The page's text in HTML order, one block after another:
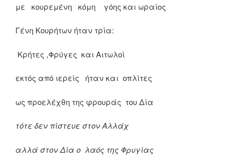
με κουρεμένη κόμη γόης και ωραίος
Γένη Κουρήτων ήταν τρία:
Κρήτες ,Φρύγες και Αιτωλοί
εκτός από ιερείς ήταν και οπλίτες
ως προελέχθη της φρουράς του Δία
τότε δεν πίστευε στον Αλλάχ
αλλά στον Δία ο λαός της Φρυγίας